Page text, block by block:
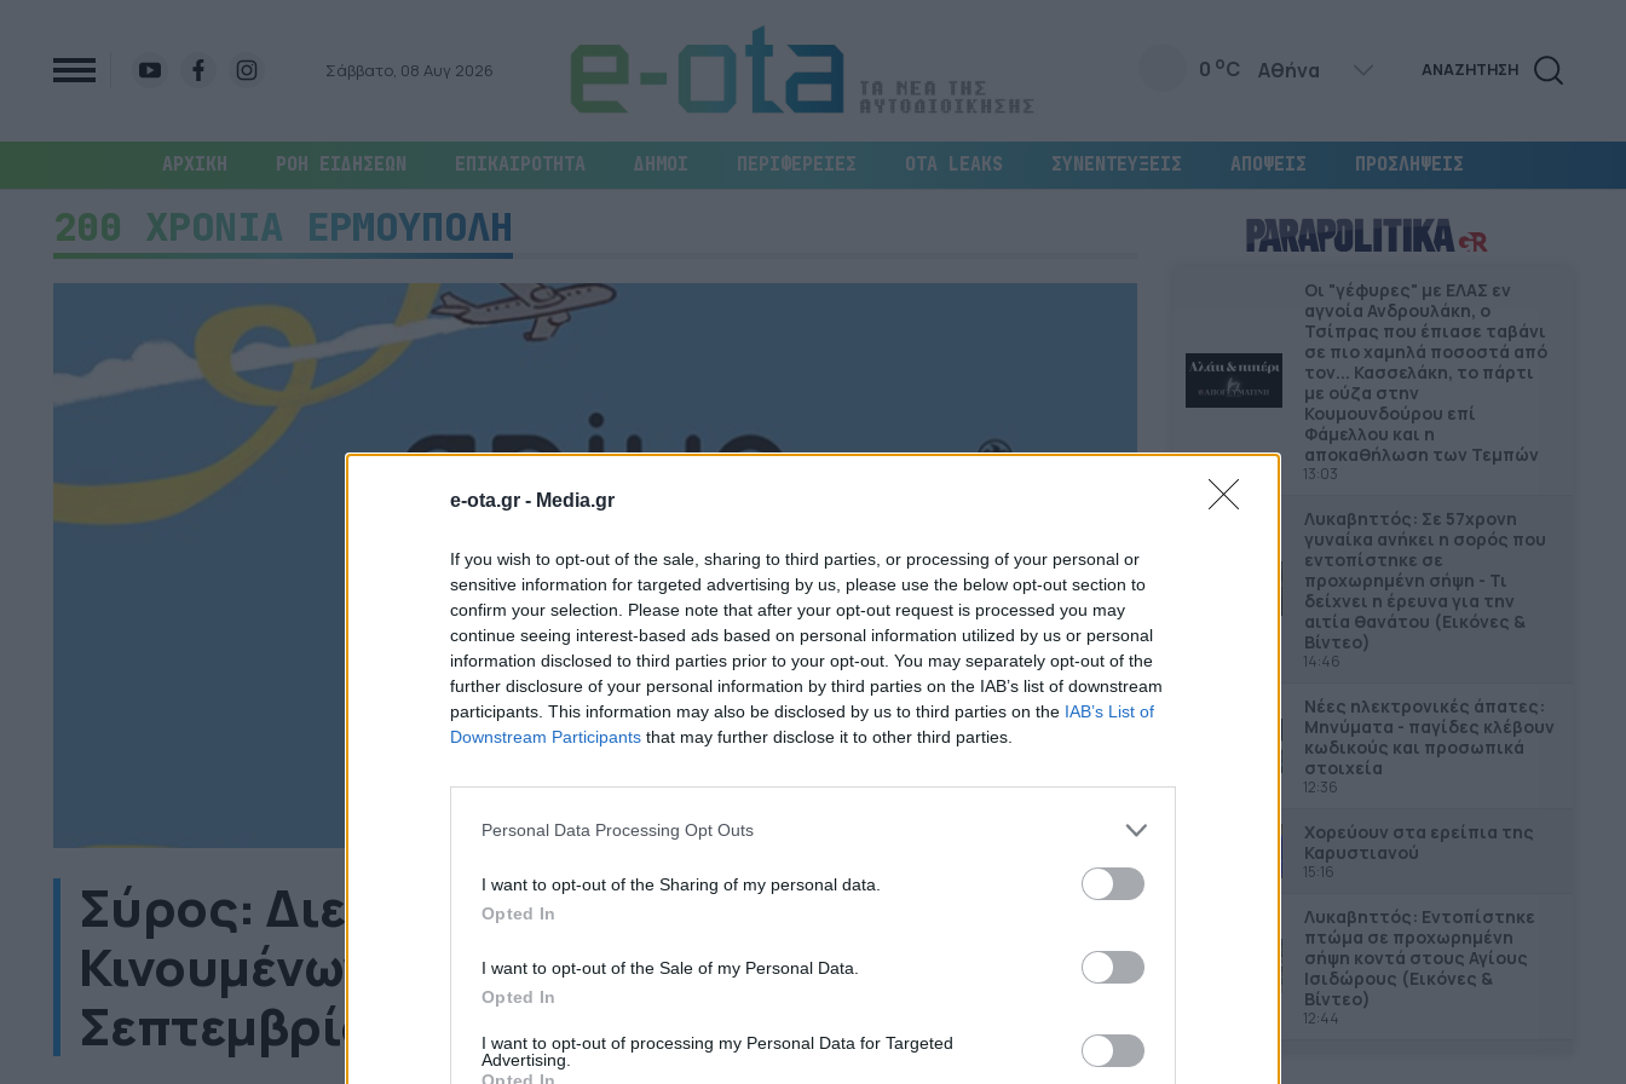
e-ota.gr - Media.gr
If you wish to opt-out of the sale, sharing to third parties, or processing of your personal or
sensitive information for targeted advertising by us, please use the below opt-out section to
confirm your selection. Please note that after your opt-out request is processed you may
continue seeing interest-based ads based on personal information utilized by us or personal
information disclosed to third parties prior to your opt-out. You may separately opt-out of the
further disclosure of your personal information by third parties on the IAB’s list of downstream
participants. This information may also be disclosed by us to third parties on the IAB’s List of
Downstream Participants that may further disclose it to other third parties.
Personal Data Processing Opt Outs
I want to opt-out of the Sharing of my personal data.
Opted In
I want to opt-out of the Sale of my Personal Data.
Opted In
I want to opt-out of processing my Personal Data for Targeted
Advertising.
Opted In
Σάββατο, 08 Αυγ 2026 0 oC ΑΝΑΖΗΤΗΣΗ
ΑΡΧΙΚΗ ΡΟΗ ΕΙΔΗΣΕΩΝ ΕΠΙΚΑΙΡΟΤΗΤΑ ΔΗΜΟΙ ΠΕΡΙΦΕΡΕΙΕΣ OTA LEAKS ΣΥΝΕΝΤΕΥΞΕΙΣ ΑΠΟΨΕΙΣ ΠΡΟΣΛΗΨΕΙΣ
200 ΧΡΟΝΙΑ ΕΡΜΟΥΠΟΛΗ
Σύρος: Διεθνές Φεστιβάλ
Κινουμένων Σχεδίων – 21 με 27
Σεπτεμβρίου
Οι "γέφυρες" µε ΕΛΑΣ εν
αγνοία Ανδρουλάκη, ο
Τσίπρας που έπιασε ταβάνι
σε πιο χαμηλά ποσοστά από
τον... Κασσελάκη, το πάρτι
με ούζα στην
Κουμουνδούρου επί
Φάμελλου και η
αποκαθήλωση των Τεμπών
13:03
Λυκαβηττός: Σε 57χρονη
γυναίκα ανήκει η σορός που
εντοπίστηκε σε
προχωρημένη σήψη - Τι
δείχνει η έρευνα για την
αιτία θανάτου (Εικόνες &
Βίντεο)
14:46
Νέες ηλεκτρονικές άπατες:
Μηνύματα - παγίδες κλέβουν
κωδικούς και προσωπικά
στοιχεία
12:36
Χορεύουν στα ερείπια της
Καρυστιανού
15:16
Λυκαβηττός: Εντοπίστηκε
πτώμα σε προχωρημένη
σήψη κοντά στους Αγίους
Ισιδώρους (Εικόνες &
Βίντεο)
12:44